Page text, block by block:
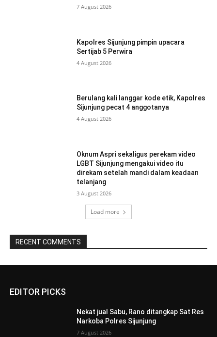
7 August 2026
Kapolres Sijunjung pimpin upacara
Sertijab 5 Perwira
4 August 2026
Berulang kali langgar kode etik, Kapolres
Sijunjung pecat 4 anggotanya
4 August 2026
Oknum Aspri sekaligus perekam video
LGBT Sijunjung mengakui video itu
direkam setelah mandi dalam keadaan
telanjang
3 August 2026
Load more
RECENT COMMENTS
EDITOR PICKS
Nekat jual Sabu, Rano ditangkap Sat Res
Narkoba Polres Sijunjung
7 August 2026